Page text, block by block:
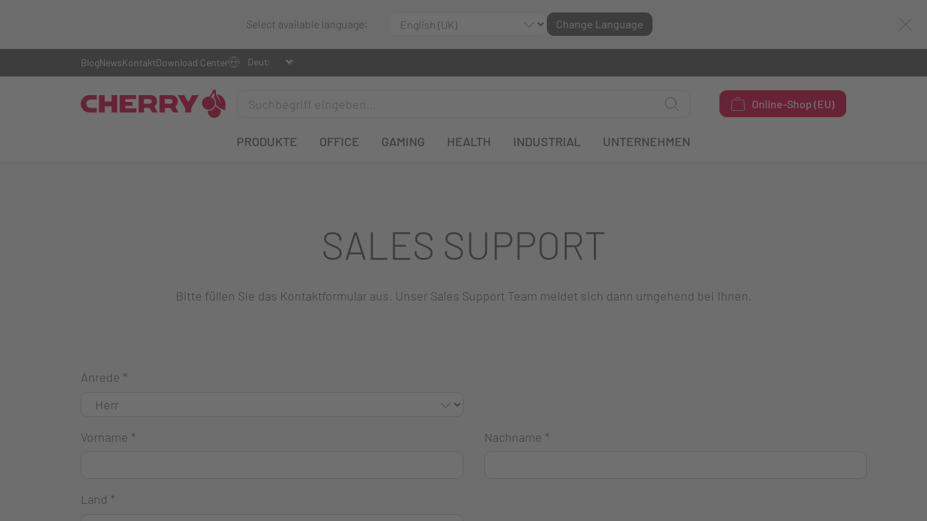
Select available language: Change Language
Online-Shop (EU)
PRODUKTE OFFICE GAMING HEALTH INDUSTRIAL UNTERNEHMEN
BlogNewsKontaktDownload Center
SALES SUPPORT
Bitte füllen Sie das Kontaktformular aus. Unser Sales Support Team meldet sich dann umgehend bei Ihnen.
Anrede *
Vorname * Nachname *
Land *